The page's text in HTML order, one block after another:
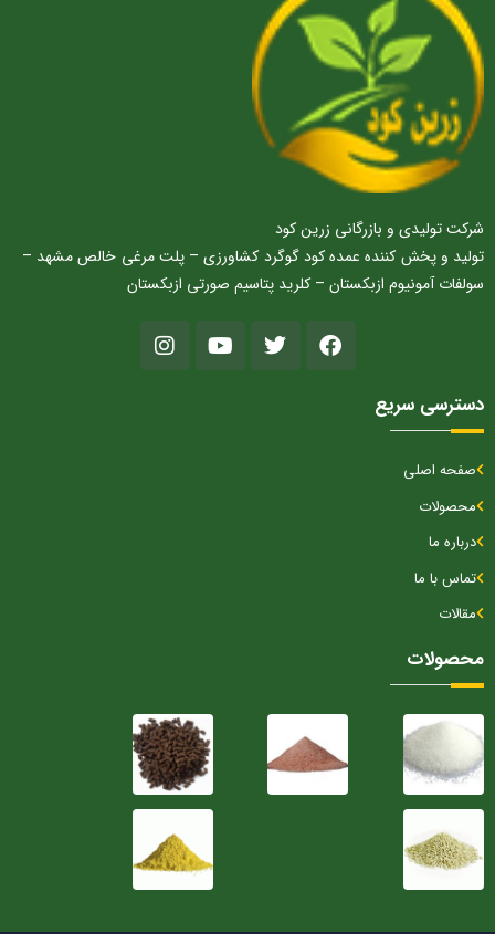
شرکت تولیدی و بازرگانی زرین کود
تولید و پخش کننده عمده کود گوگرد کشاورزی – پلت مرغی خالص مشهد –
سولفات آمونیوم ازبکستان – کلرید پتاسیم صورتی ازبکستان
دسترسی سریع
صفحه اصلی
محصولات
درباره ما
تماس با ما
مقالات
محصولات